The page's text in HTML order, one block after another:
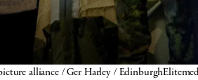
alliance / Ger Harley /